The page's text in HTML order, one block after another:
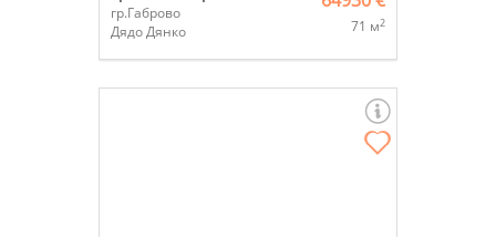
гр.Габрово
Дядо Дянко
71 м2